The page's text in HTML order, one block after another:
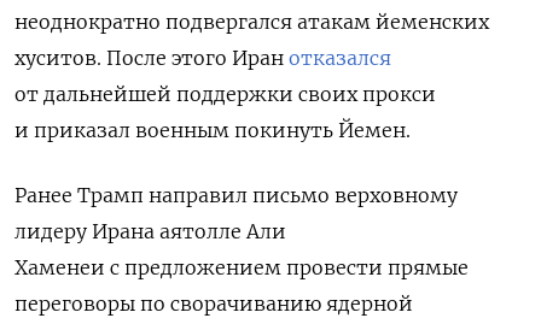
неоднократно подвергался атакам йеменских
хуситов. После этого Иран отказался
от дальнейшей поддержки своих прокси
и приказал военным покинуть Йемен.
Ранее Трамп направил письмо верховному
лидеру Ирана аятолле Али
Хаменеи с предложением провести прямые
переговоры по сворачиванию ядерной